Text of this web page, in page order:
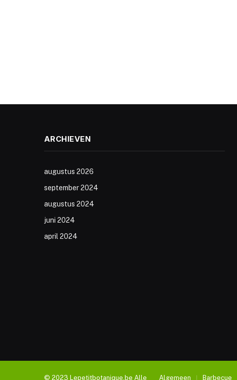
ARCHIEVEN
augustus 2026
september 2024
augustus 2024
juni 2024
april 2024
© 2023 Lepetitbotanique.be Alle Algemeen Barbecue